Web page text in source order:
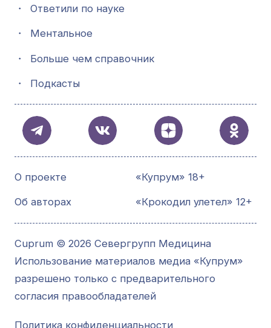
・ Ответили по науке
・ Ментальное
・ Больше чем справочник
・ Подкасты
О проекте
Об авторах
«Купрум» 18+
«Крокодил улетел» 12+
Cuprum © 2026 Севергрупп Медицина
Использование материалов медиа «Купрум»
разрешено только с предварительного
согласия правообладателей
Политика конфиденциальности